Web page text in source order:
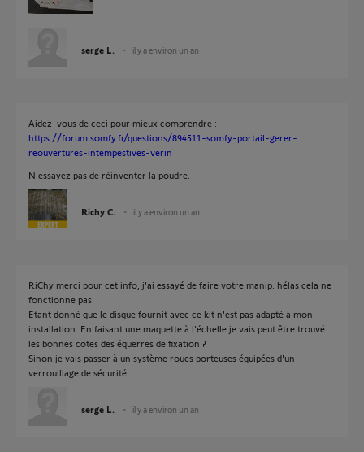
serge L. il y a environ un an
Aidez-vous de ceci pour mieux comprendre :
https://forum.somfy.fr/questions/894511-somfy-portail-gerer-
reouvertures-intempestives-verin
N'essayez pas de réinventer la poudre.
Richy C. il y a environ un an
RiChy merci pour cet info, j'ai essayé de faire votre manip. hélas cela ne
fonctionne pas.
Etant donné que le disque fournit avec ce kit n'est pas adapté à mon
installation. En faisant une maquette à l'échelle je vais peut être trouvé
les bonnes cotes des équerres de fixation ?
Sinon je vais passer à un système roues porteuses équipées d'un
verrouillage de sécurité
serge L. il y a environ un an